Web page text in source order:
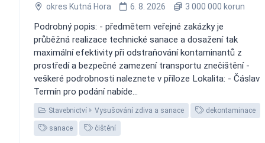
okres Kutná Hora 6. 8. 2026 3 000 000 korun
Podrobný popis: - předmětem veřejné zakázky je
průběžná realizace technické sanace a dosažení tak
maximální efektivity při odstraňování kontaminantů z
prostředí a bezpečné zamezení transportu znečištění -
veškeré podrobnosti naleznete v příloze Lokalita: - Čáslav
Termín pro podání nabíde...
Stavebnictví Vysušování zdiva a sanace dekontaminace
sanace čištění